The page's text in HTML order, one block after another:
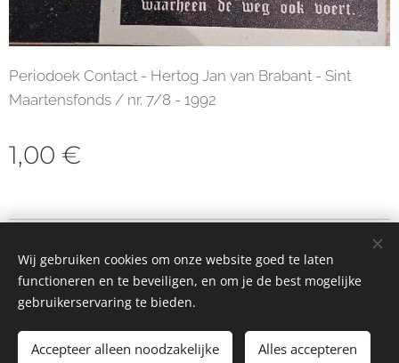
Periodoek Contact - Hertog Jan van Brabant - Sint
Maartensfonds / nr. 7/8 - 1992
1,00 €
Toevoegen aan de winkelwagen
Cookies
Wij gebruiken cookies om onze website goed te laten
functioneren en te beveiligen, en om je de best mogelijke
gebruikerservaring te bieden.
Accepteer alleen noodzakelijke Alles accepteren